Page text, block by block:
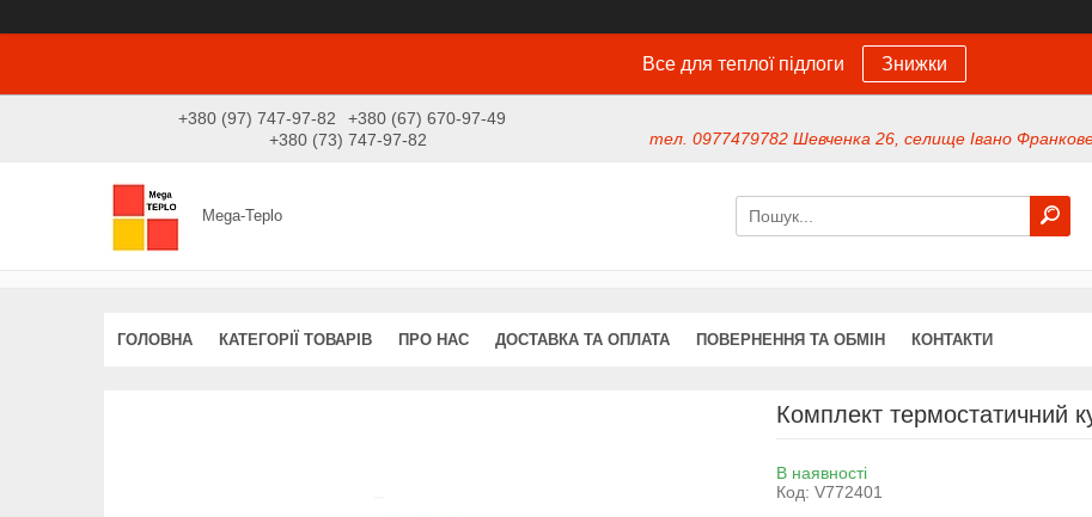
Все для теплої підлоги Знижки
+380 (97) 747-97-82
+380 (67) 670-97-49
+380 (73) 747-97-82
тел. 0977479782 Шевченка 26, селище Івано
Mega-Teplo
ГОЛОВНА КАТЕГОРІЇ ТОВАРІВ ПРО НАС ДОСТАВКА ТА ОПЛАТА ПОВЕРНЕННЯ ТА ОБМІН КОНТАКТИ
Комплект термостатичний
В наявності
Код: V772401